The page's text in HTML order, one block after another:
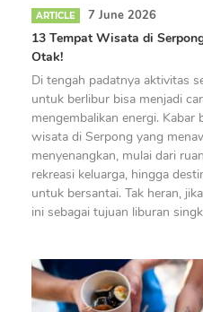
ARTICLE 7 June 2026
13 Tempat Wisata di
Otak!
Di tengah padatnya aktivitas
untuk berlibur bisa menjadi
mengembalikan energi. Kabar
wisata di Serpong yang
menyenangkan, mulai dari
rekreasi keluarga, hingga
untuk bersantai. Tak heran,
ini sebagai tujuan liburan